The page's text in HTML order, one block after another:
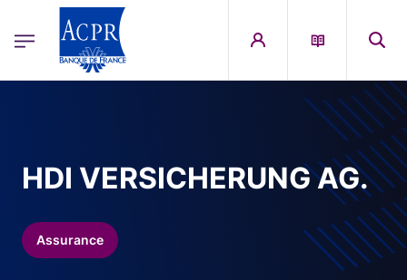
ACPR Menu Principal (French)
HDI VERSICHERUNG AG.
Assurance